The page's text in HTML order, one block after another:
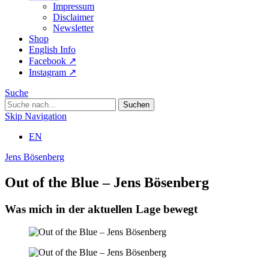
Impressum
Disclaimer
Newsletter
Shop
English Info
Facebook ↗︎
Instagram ↗︎
Suche
Skip Navigation
EN
Jens Bösenberg
Out of the Blue – Jens Bösenberg
Was mich in der aktuellen Lage bewegt